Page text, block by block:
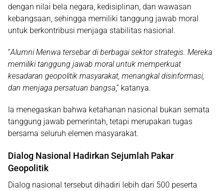
dengan nilai bela negara, kedisiplinan, dan wawasan
kebangsaan, sehingga memiliki tanggung jawab moral
untuk berkontribusi menjaga stabilitas nasional.
“Alumni Menwa tersebar di berbagai sektor strategis. Mereka
memiliki tanggung jawab moral untuk memperkuat
kesadaran geopolitik masyarakat, menangkal disinformasi,
dan menjaga persatuan bangsa,” katanya.
Ia menegaskan bahwa ketahanan nasional bukan semata
tanggung jawab pemerintah, tetapi merupakan tugas
bersama seluruh elemen masyarakat.
Dialog Nasional Hadirkan Sejumlah Pakar
Geopolitik
Dialog nasional tersebut dihadiri lebih dari 500 peserta